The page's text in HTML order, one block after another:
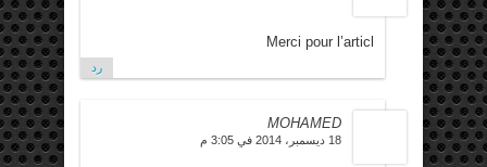
Merci pour l’articl
رد
MOHAMED
18 ديسمبر، 2014 في 3:05 م